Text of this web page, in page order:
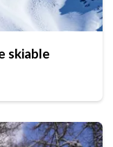
skiable